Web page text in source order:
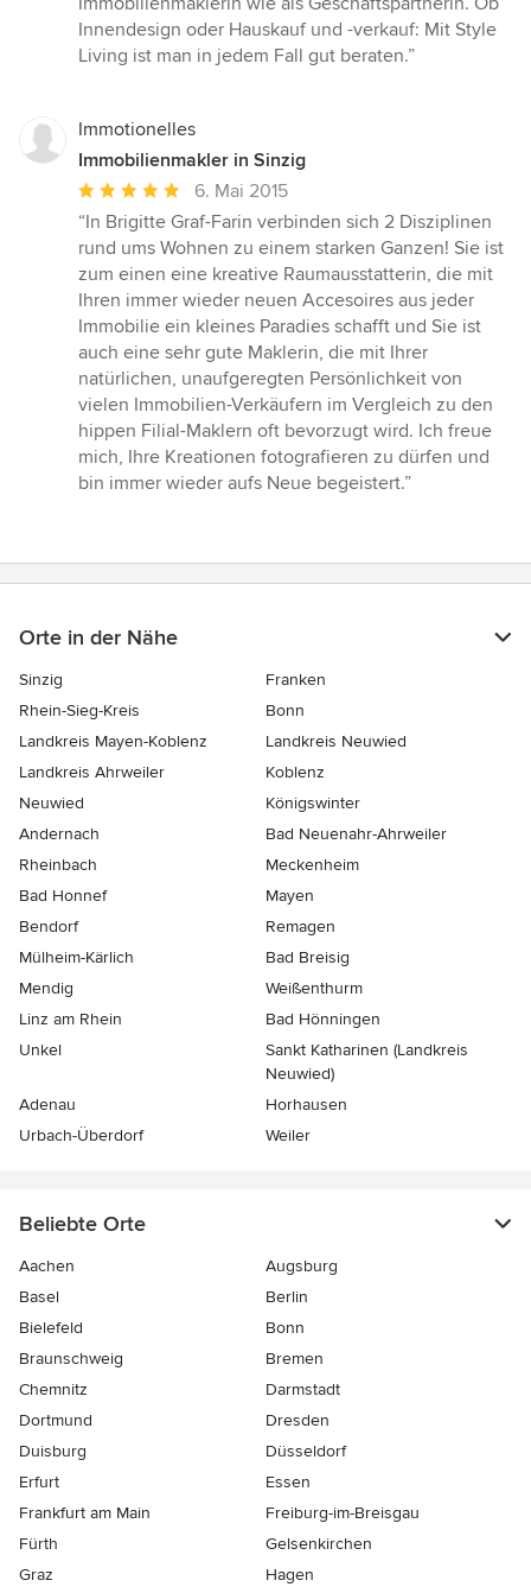
Sternen
Innendesign oder Hauskauf und -verkauf: Mit Style
Living ist man in jedem Fall gut beraten.”
Immotionelles
Immobilienmakler in Sinzig
Durchschnittliche
Bewertung:
5
von
5
Sternen
6. Mai 2015
“In Brigitte Graf-Farin verbinden sich 2 Disziplinen
rund ums Wohnen zu einem starken Ganzen! Sie ist
zum einen eine kreative Raumausstatterin, die mit
Ihren immer wieder neuen Accesoires aus jeder
Immobilie ein kleines Paradies schafft und Sie ist
auch eine sehr gute Maklerin, die mit Ihrer
natürlichen, unaufgeregten Persönlichkeit von
vielen Immobilien-Verkäufern im Vergleich zu den
hippen Filial-Maklern oft bevorzugt wird. Ich freue
mich, Ihre Kreationen fotografieren zu dürfen und
bin immer wieder aufs Neue begeistert.”
Orte in der Nähe
Sinzig
Franken
Rhein-Sieg-Kreis
Bonn
Landkreis Mayen-Koblenz
Landkreis Neuwied
Landkreis Ahrweiler
Koblenz
Neuwied
Königswinter
Andernach
Bad Neuenahr-Ahrweiler
Rheinbach
Meckenheim
Bad Honnef
Mayen
Bendorf
Remagen
Mülheim-Kärlich
Bad Breisig
Mendig
Weißenthurm
Linz am Rhein
Bad Hönningen
Unkel
Sankt Katharinen (Landkreis
Neuwied)
Adenau
Horhausen
Urbach-Überdorf
Weiler
Beliebte Orte
Aachen
Augsburg
Basel
Berlin
Bielefeld
Bonn
Braunschweig
Bremen
Chemnitz
Darmstadt
Dortmund
Dresden
Duisburg
Düsseldorf
Erfurt
Essen
Frankfurt am Main
Freiburg-im-Breisgau
Fürth
Gelsenkirchen
Graz
Hagen